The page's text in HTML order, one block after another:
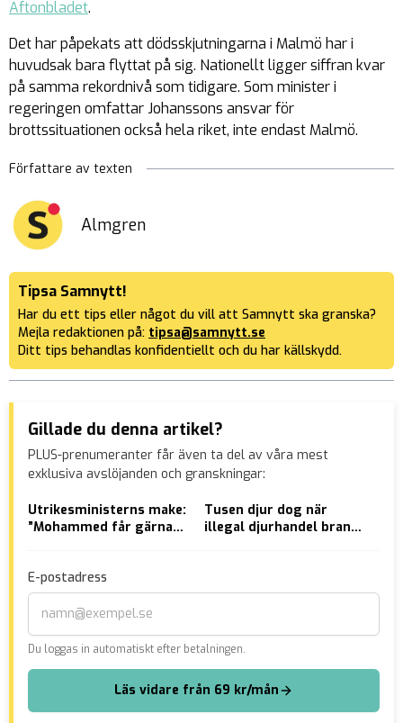
Aftonbladet.
Det har påpekats att dödsskjutningarna i Malmö har i
huvudsak bara flyttat på sig. Nationellt ligger siffran kvar
på samma rekordnivå som tidigare. Som minister i
regeringen omfattar Johanssons ansvar för
brottssituationen också hela riket, inte endast Malmö.
Författare av texten
Almgren
Tipsa Samnytt!
Har du ett tips eller något du vill att Samnytt ska granska?
Mejla redaktionen på: tipsa@samnytt.se
Ditt tips behandlas konfidentiellt och du har källskydd.
Gillade du denna artikel?
PLUS-prenumeranter får även ta del av våra mest
exklusiva avslöjanden och granskningar:
Utrikesministerns make:
”Mohammed får gärna
Tusen djur dog när
illegal djurhandel brann
E-postadress
Du loggas in automatiskt efter betalningen.
Läs vidare från 69 kr/mån